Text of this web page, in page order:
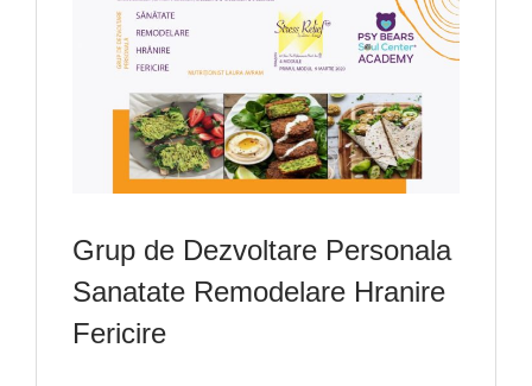
Grup de Dezvoltare Personala
Sanatate Remodelare Hranire
Fericire